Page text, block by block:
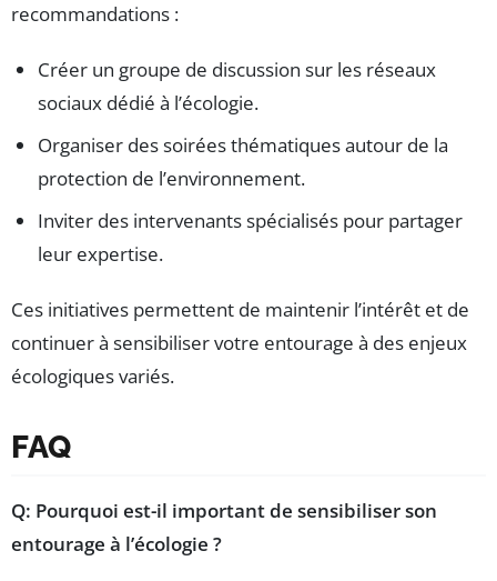
recommandations :
Créer un groupe de discussion sur les réseaux
sociaux dédié à l’écologie.
Organiser des soirées thématiques autour de la
protection de l’environnement.
Inviter des intervenants spécialisés pour partager
leur expertise.
Ces initiatives permettent de maintenir l’intérêt et de
continuer à sensibiliser votre entourage à des enjeux
écologiques variés.
FAQ
Q: Pourquoi est-il important de sensibiliser son
entourage à l’écologie ?